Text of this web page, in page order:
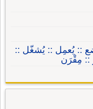
:: يُعمِل :: يُشغّل ::
:: مِقْرَن